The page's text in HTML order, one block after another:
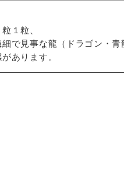
１粒、
で見事な龍（ドラゴン・青
あります。